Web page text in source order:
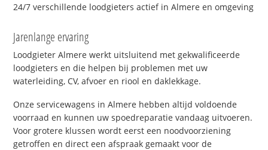
24/7 verschillende loodgieters actief in Almere en omgeving
Jarenlange ervaring
Loodgieter Almere werkt uitsluitend met gekwalificeerde
loodgieters en die helpen bij problemen met uw
waterleiding, CV, afvoer en riool en daklekkage.
Onze servicewagens in Almere hebben altijd voldoende
voorraad en kunnen uw spoedreparatie vandaag uitvoeren.
Voor grotere klussen wordt eerst een noodvoorziening
getroffen en direct een afspraak gemaakt voor de